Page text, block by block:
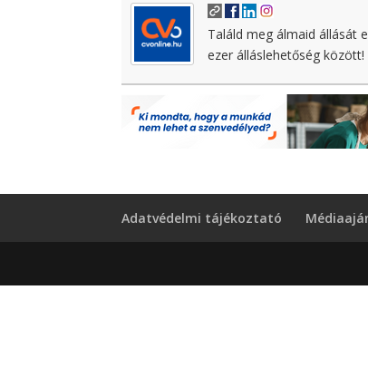
Találd meg álmaid állását
ezer álláslehetőség között!
Adatvédelmi tájékoztató